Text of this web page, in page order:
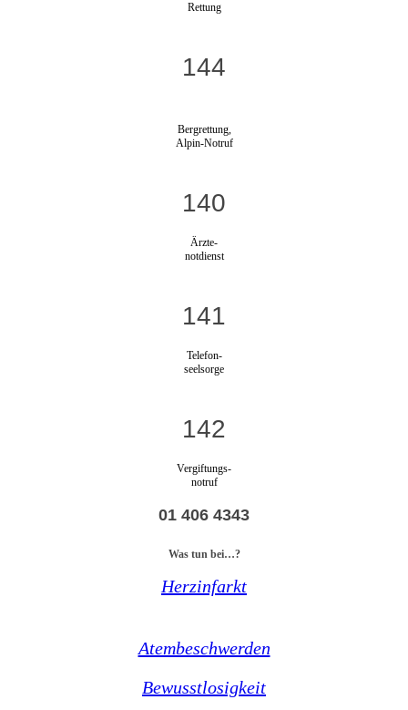
Rettung
144
Bergrettung,
Alpin-Notruf
140
Ärzte-
notdienst
141
Telefon-
seelsorge
142
Vergiftungs-
notruf
01 406 4343
Was tun bei…?
Herzinfarkt
Atembeschwerden
Bewusstlosigkeit